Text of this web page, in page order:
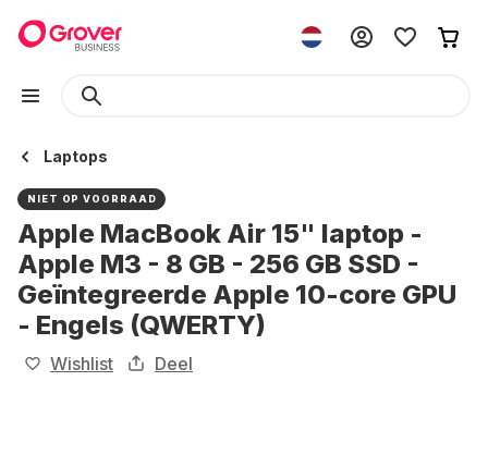
Laptops
NIET OP VOORRAAD
Apple MacBook Air 15" laptop -
Apple M3 - 8 GB - 256 GB SSD -
Geïntegreerde Apple 10-core GPU
- Engels (QWERTY)
Wishlist Deel